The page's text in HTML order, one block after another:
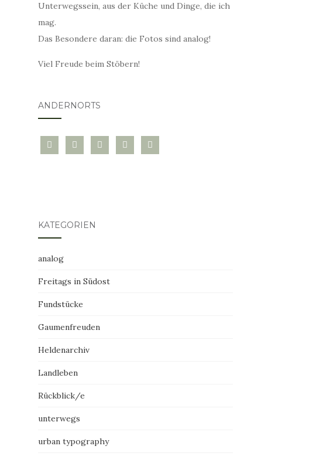
Unterwegssein, aus der Küche und Dinge, die ich
mag.
Das Besondere daran: die Fotos sind analog!
Viel Freude beim Stöbern!
ANDERNORTS
bloglovininstagramtwitter pinterest
mail
KATEGORIEN
analog
Freitags in Südost
Fundstücke
Gaumenfreuden
Heldenarchiv
Landleben
Rückblick/e
unterwegs
urban typography